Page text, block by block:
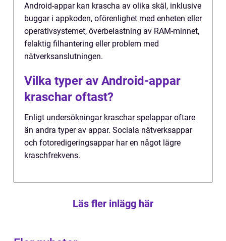
Android-appar kan krascha av olika skäl, inklusive
buggar i appkoden, oförenlighet med enheten eller
operativsystemet, överbelastning av RAM-minnet,
felaktig filhantering eller problem med
nätverksanslutningen.
Vilka typer av Android-appar
kraschar oftast?
Enligt undersökningar kraschar spelappar oftare
än andra typer av appar. Sociala nätverksappar
och fotoredigeringsappar har en något lägre
kraschfrekvens.
Läs fler inlägg här